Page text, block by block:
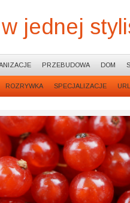
jednej
PRZEBUDOWA DOM
ROZRYWKA SPECJALIZACJE